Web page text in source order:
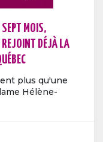
MOIS,
REJOINT DÉJÀ LA
plus qu'une
Hélène-